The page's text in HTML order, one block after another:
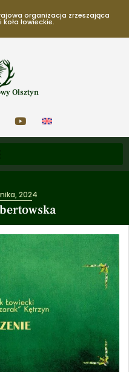
organizacja zrzeszająca
łowieckie.
Olsztyn
2024